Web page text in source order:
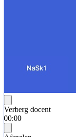
Verberg docent
00:00